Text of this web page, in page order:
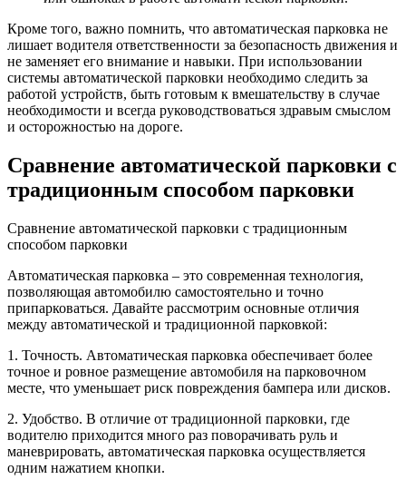
Кроме того, важно помнить, что автоматическая парковка не
лишает водителя ответственности за безопасность движения и
не заменяет его внимание и навыки. При использовании
системы автоматической парковки необходимо следить за
работой устройств, быть готовым к вмешательству в случае
необходимости и всегда руководствоваться здравым смыслом
и осторожностью на дороге.
Сравнение автоматической парковки с
традиционным способом парковки
Сравнение автоматической парковки с традиционным
способом парковки
Автоматическая парковка – это современная технология,
позволяющая автомобилю самостоятельно и точно
припарковаться. Давайте рассмотрим основные отличия
между автоматической и традиционной парковкой:
1. Точность. Автоматическая парковка обеспечивает более
точное и ровное размещение автомобиля на парковочном
месте, что уменьшает риск повреждения бампера или дисков.
2. Удобство. В отличие от традиционной парковки, где
водителю приходится много раз поворачивать руль и
маневрировать, автоматическая парковка осуществляется
одним нажатием кнопки.